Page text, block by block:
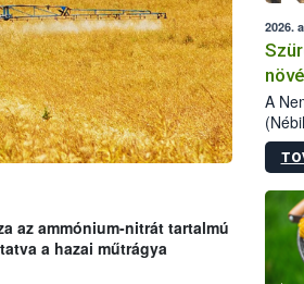
az ammónium-nitrát tartalmú
a hazai műtrágya
2026.
A
Az